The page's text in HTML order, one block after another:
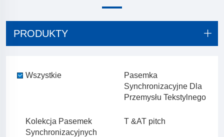
PRODUKTY
Wszystkie
Pasemka
Synchronizacyjne Dla
Przemysłu Tekstylnego
Kolekcja Pasemek
Synchronizacyjnych
T &AT pitch